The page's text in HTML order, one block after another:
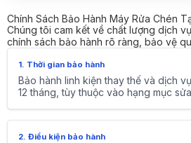
Chính Sách Bảo Hành Máy Rửa Chén
Chúng tôi cam kết về chất lượng dịch
chính sách bảo hành rõ ràng, bảo vệ
1. Thời gian bảo hành
Bảo hành linh kiện thay thế và dịch
12 tháng, tùy thuộc vào hạng mục
2. Điều kiện bảo hành